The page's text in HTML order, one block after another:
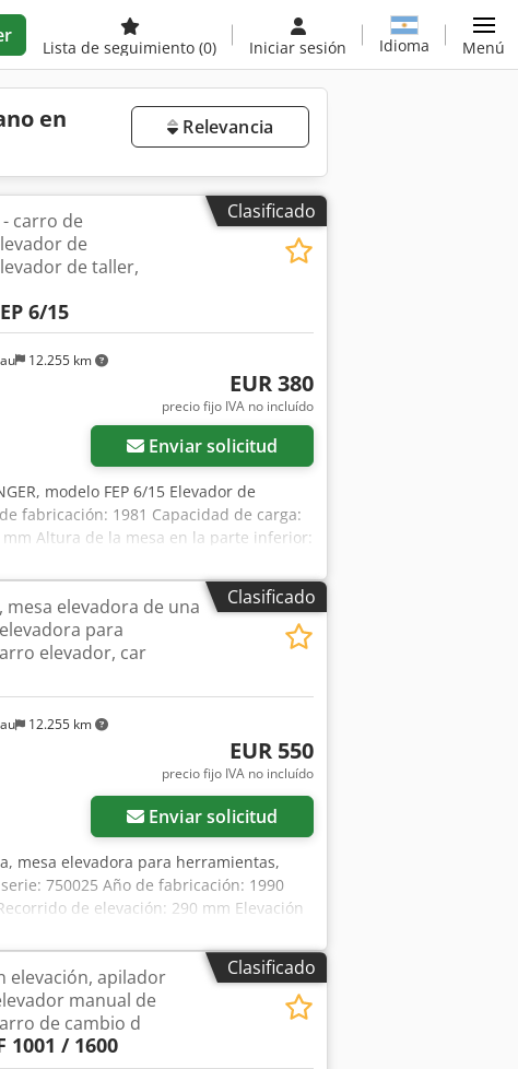
Lista de seguimiento (0) Iniciar sesión Idioma Menú
en
Relevancia
Clasificado
12.255 km
carro de
de
de taller,
6/15
EUR 380
precio fijo IVA no incluído
Enviar solicitud
modelo FEP 6/15 Elevador de
fabricación: 1981 Capacidad de carga:
mm Altura de la mesa en la parte inferior:
tamaño: Ø 180 mm - Elevación
de soporte/freno mecánico
Clasificado
12.255 km
mesa elevadora de una
para
elevador, car
EUR 550
precio fijo IVA no incluído
Enviar solicitud
mesa elevadora para herramientas,
750025 Año de fabricación: 1990
de elevación: 290 mm Elevación
la mesa arriba: 950 mm Dcsdpfey
tubo estable - 4 ruedas fijas de plástico,
Clasificado
elevación, apilador
manual de
de cambio d
1001 / 1600